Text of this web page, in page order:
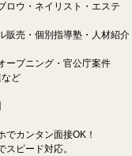
ウ・ネイリスト・エステ
売・個別指導塾・人材紹介
ープニング・官公庁案件
ど
でカンタン面接OK！
スピード対応。